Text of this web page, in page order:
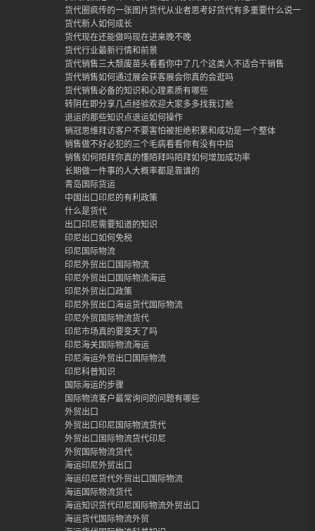
货代圈疯传的一张图片货代从业者思考好货代有多重要什么说一定
货代新人如何成长
货代现在还能做吗现在进来晚不晚
货代行业最新行情和前景
货代销售三大颓废苗头看看你中了几个这类人不适合干销售
货代销售如何通过展会获客展会你真的会逛吗
货代销售必备的知识和心理素质有哪些
转阴在即分享几点经验欢迎大家多多找我订舱
退运的那些知识点退运如何操作
销冠思维拜访客户不要害怕被拒绝积累和成功是一个整体
销售做不好必犯的三个毛病看看你有没有中招
销售如何陌拜你真的懂陌拜吗陌拜如何增加成功率
长期做一件事的人大概率都是靠谱的
青岛国际货运
中国出口印尼的有利政策
什么是货代
出口印尼需要知道的知识
印尼出口如何免税
印尼国际物流
印尼外贸出口国际物流
印尼外贸出口国际物流海运
印尼外贸出口政策
印尼外贸出口海运货代国际物流
印尼外贸国际物流货代
印尼市场真的要变天了吗
印尼海关国际物流海运
印尼海运外贸出口国际物流
印尼科普知识
国际海运的步骤
国际物流客户最常询问的问题有哪些
外贸出口
外贸出口印尼国际物流货代
外贸出口国际物流货代印尼
外贸国际物流货代
海运印尼外贸出口
海运印尼货代外贸出口国际物流
海运国际物流货代
海运知识货代印尼国际物流外贸出口
海运货代国际物流外贸